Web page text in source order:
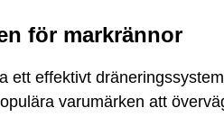
för markrännor
ett effektivt
varumärken att